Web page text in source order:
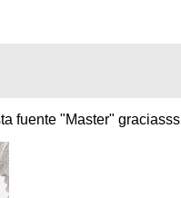
fuente "Master" graciasss